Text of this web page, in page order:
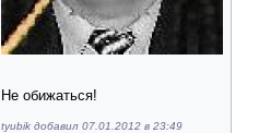
Не обижаться!
tyubik добавил 07.01.2012 в 23:49